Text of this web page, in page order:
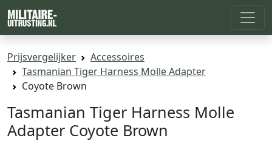
Prijsvergelijker
Accessoires
Tasmanian Tiger Harness Molle Adapter
Coyote Brown
Tasmanian Tiger Harness Molle
Adapter Coyote Brown